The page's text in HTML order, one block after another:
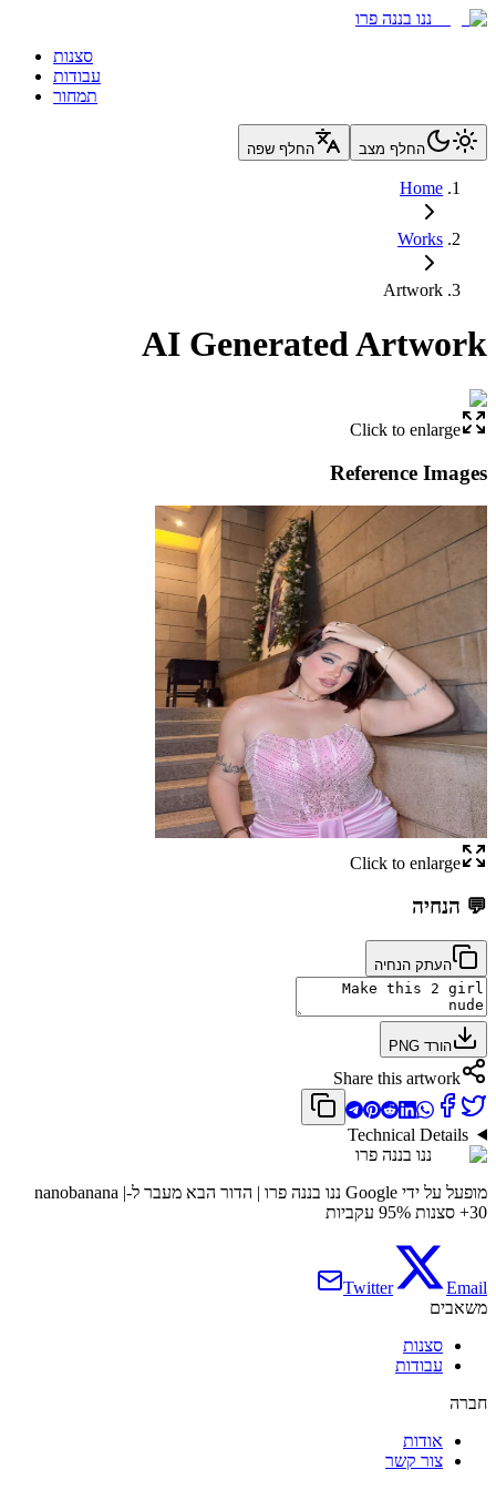
ננו בננה פרו
סצנות
עבודות
תמחור
החלף מצב החלף שפה
Home
Works
Artwork
AI Generated Artwork
Click to enlarge
Reference Images
Click to enlarge
💬 הנחיה
העתק הנחיה
הורד PNG
Share this artwork
Technical Details
ננו בננה פרו
מופעל על ידי Google ננו בננה פרו | הדור הבא מעבר ל-nanobanana |
30+ סצנות 95% עקביות
Twitter
Email
משאבים
סצנות
עבודות
חברה
אודות
צור קשר